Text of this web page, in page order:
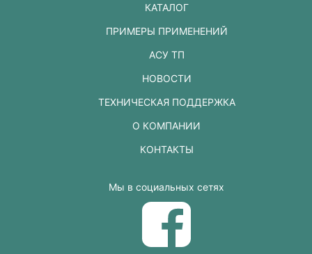
КАТАЛОГ
ПРИМЕРЫ ПРИМЕНЕНИЙ
АСУ ТП
НОВОСТИ
ТЕХНИЧЕСКАЯ ПОДДЕРЖКА
О КОМПАНИИ
КОНТАКТЫ
Мы в социальных сетях